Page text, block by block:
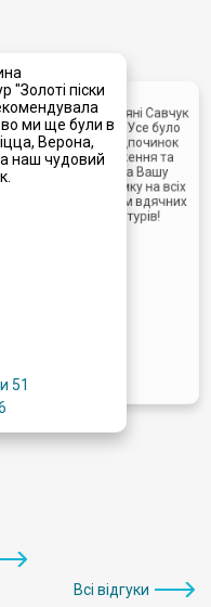
"Золоті піски
ми ще були в
Верона,
наш чудовий
51
Іра
менеджеру Зоряні Савчук
організований тур! Усе було
до дрібниць, а відпочинок
лише приємні враження та
спогади. Дякуємо за Вашу
допомогу й підтримку на всіх
Бажаємо Вам вдячних
і багато успішних турів!
Всі відгуки